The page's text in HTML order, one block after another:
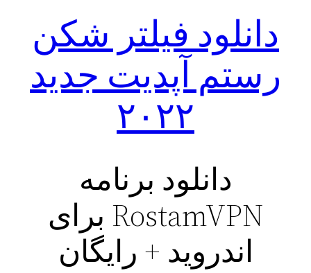
دانلود فیلتر شکن
رستم آپدیت جدید
۲۰۲۲
دانلود برنامه
RostamVPN برای
اندروید + رایگان